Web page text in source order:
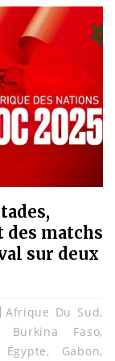
: Nimba
: Patrice
matchs
sur deux
Afrique Du Sud,
Burkina Faso,
Égypte, Gabon,